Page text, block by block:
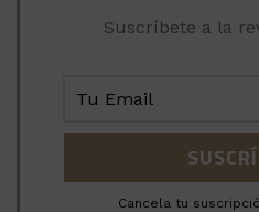
Suscríbete a la
Cancela tu